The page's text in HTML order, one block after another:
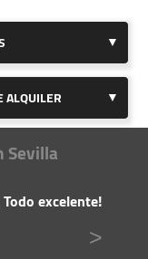
notable subida
coches en esta
la demanda
ALQUILER
de coches en
para reservar,
mucho.
Sevilla
excelente!
>